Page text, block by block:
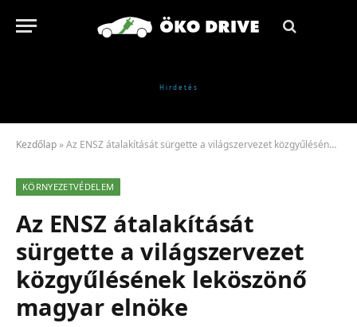
Kezdőlap »Az ENSZ átalakítását sürgette a világszervezet közgyűlésének leköszönő magyar elnöke
KÖRNYEZETVÉDELEM
Az ENSZ átalakítását
sürgette a világszervezet
közgyűlésének leköszönő
magyar elnöke